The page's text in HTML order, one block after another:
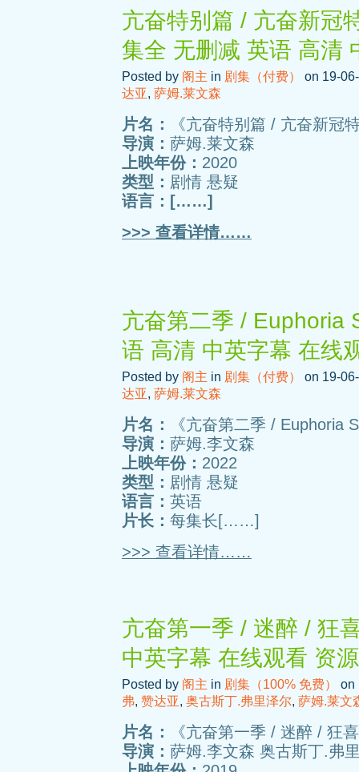
亢奋特别篇 / 亢奋新冠
集全 无删减 英语 高清
Posted by 阁主 in 剧集（付费）
on 19-
达亚, 萨姆.莱文森
片名：
《亢奋特别篇 / 亢奋新冠
导演： 萨姆.莱文森
上映年份： 2020
类型： 剧情 悬疑
语言：[……]
>>> 查看详情……
亢奋第二季 / Euphoria
语 高清 中英字幕 在线
Posted by 阁主 in 剧集（付费）
on 19-
达亚, 萨姆.莱文森
片名：
《亢奋第二季 / Euphoria
导演： 萨姆.李文森
上映年份： 2022
类型： 剧情 悬疑
语言： 英语
片长： 每集长[……]
>>> 查看详情……
亢奋第一季 / 迷醉 / 狂
中英字幕 在线观看 资
Posted by 阁主 in 剧集（100% 免费）
on
弗, 赞达亚, 奥古斯丁.弗里泽尔, 萨姆.莱文
片名：
《亢奋第一季 / 迷醉 / 狂
导演： 萨姆.李文森 奥古斯丁.弗